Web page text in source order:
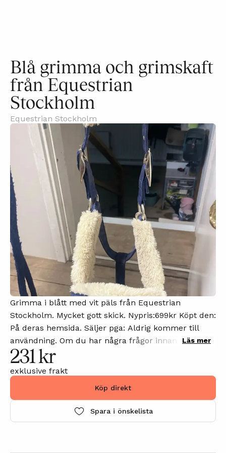
Blå grimma och grimskaft
från Equestrian
Stockholm
Equestrian Stockholm
Grimma i blått med vit päls från Equestrian
Stockholm. Mycket gott skick. Nypris:699kr Köpt den:
På deras hemsida. Säljer pga: Aldrig kommer till
användning. Om du har några frågor innan du köper
eller vill att jag laddar upp fler bilder, kommentera
gärna annonsen så svarar jag på din kommentar så
snart som möjligt.
Läs mer
231 kr
exklusive frakt
Köp direkt
Spara i önskelista